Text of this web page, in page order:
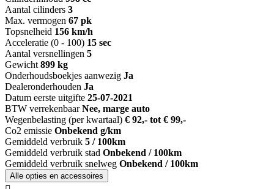
Aantal cilinders 3
Max. vermogen 67 pk
Topsnelheid 156 km/h
Acceleratie (0 - 100) 15 sec
Aantal versnellingen 5
Gewicht 899 kg
Onderhoudsboekjes aanwezig Ja
Dealeronderhouden Ja
Datum eerste uitgifte 25-07-2021
BTW verrekenbaar Nee, marge auto
Wegenbelasting (per kwartaal) € 92,- tot € 99,-
Co2 emissie Onbekend g/km
Gemiddeld verbruik 5 / 100km
Gemiddeld verbruik stad Onbekend / 100km
Gemiddeld verbruik snelweg Onbekend / 100km
Alle opties en accessoires